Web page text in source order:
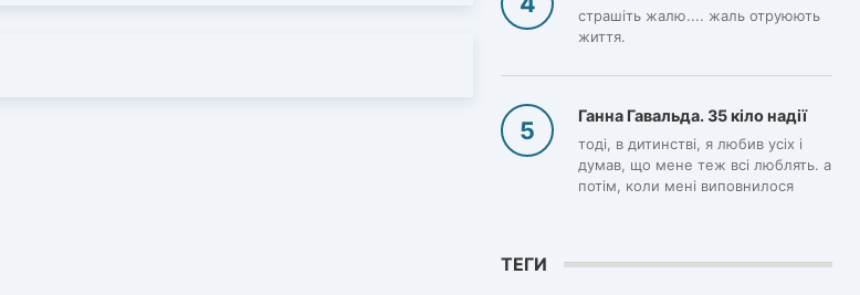
страшіть жалю.... жаль отруюють
життя.
Ганна Гавальда. 35 кіло надії
тоді, в дитинстві, я любив усіх і
думав, що мене теж всі люблять. а
потім, коли мені виповнилося
ТЕГИ